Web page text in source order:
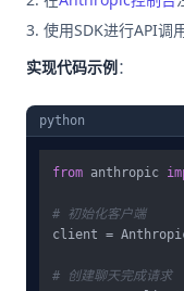
使用SDK进行API调
实现代码示例 ：
python
from anthropic
# 初始化客户端
client =
# 创建聊天完成请求